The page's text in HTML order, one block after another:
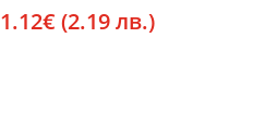
1.12€ (2.19 лв.)